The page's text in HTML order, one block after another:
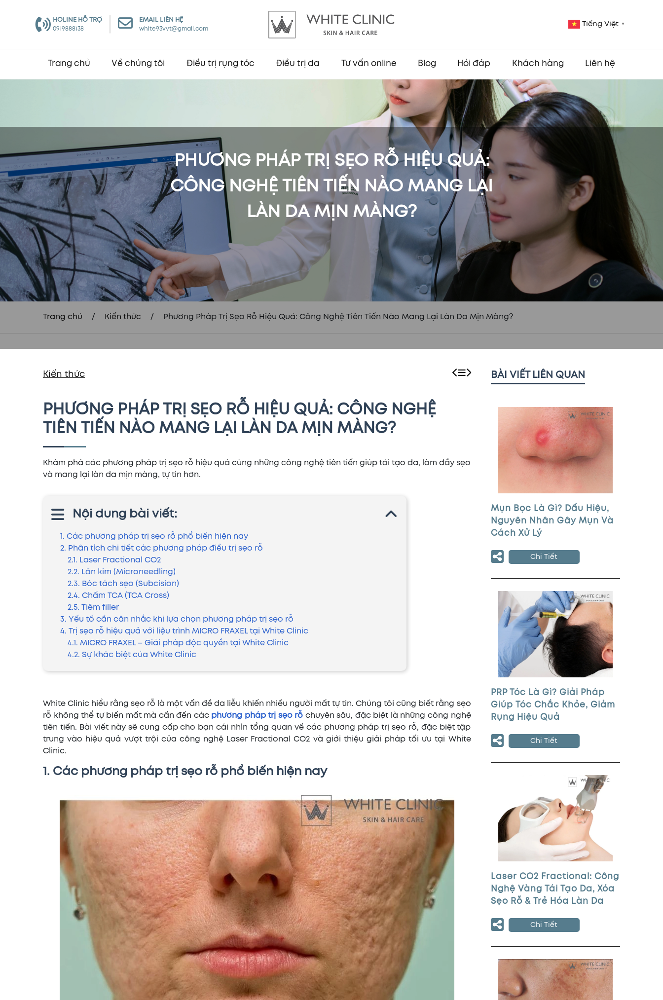
HOLINE HỖ TRỢ
0919888138
EMAIL LIÊN HỆ
white93vvt@gmail.com
Tiếng Việt ▼
Trang chủ Về chúng tôi Điều trị rụng tóc Điều trị da Tư vấn online Blog Hỏi đáp Khách hàng Liên hệ
PHƯƠNG PHÁP TRỊ SẸO RỖ HIỆU QUẢ:
CÔNG NGHỆ TIÊN TIẾN NÀO MANG LẠI
LÀN DA MỊN MÀNG?
Trang chủ / Kiến thức / Phương Pháp Trị Sẹo Rỗ Hiệu Quả: Công Nghệ Tiên Tiến Nào Mang Lại Làn Da Mịn Màng?
Kiến thức
PHƯƠNG PHÁP TRỊ SẸO RỖ HIỆU QUẢ: CÔNG NGHỆ
TIÊN TIẾN NÀO MANG LẠI LÀN DA MỊN MÀNG?
Khám phá các phương pháp trị sẹo rỗ hiệu quả cùng những công nghệ tiên tiến giúp tái tạo da, làm đầy sẹo
và mang lại làn da mịn màng, tự tin hơn.
Nội dung bài viết:
1. Các phương pháp trị sẹo rỗ phổ biến hiện nay
2. Phân tích chi tiết các phương pháp điều trị sẹo rỗ
2.1. Laser Fractional CO2
2.2. Lăn kim (Microneedling)
2.3. Bóc tách sẹo (Subcision)
2.4. Chấm TCA (TCA Cross)
2.5. Tiêm filler
3. Yếu tố cần cân nhắc khi lựa chọn phương pháp trị sẹo rỗ
4. Trị sẹo rỗ hiệu quả với liệu trình MICRO FRAXEL tại White Clinic
4.1. MICRO FRAXEL – Giải pháp độc quyền tại White Clinic
4.2. Sự khác biệt của White Clinic
White Clinic hiểu rằng sẹo rỗ là một vấn đề da liễu khiến nhiều người mất tự tin. Chúng tôi cũng biết rằng sẹo
rỗ không thể tự biến mất mà cần đến các phương pháp trị sẹo rỗ chuyên sâu, đặc biệt là những công nghệ
tiên tiến. Bài viết này sẽ cung cấp cho bạn cái nhìn tổng quan về các phương pháp trị sẹo rỗ, đặc biệt tập
trung vào hiệu quả vượt trội của công nghệ Laser Fractional CO2 và giới thiệu giải pháp tối ưu tại White
Clinic.
1. Các phương pháp trị sẹo rỗ phổ biến hiện nay
BÀI VIẾT LIÊN QUAN
Mụn Bọc Là Gì? Dấu Hiệu,
Nguyên Nhân Gây Mụn Và
Cách Xử Lý
Chi Tiết
PRP Tóc Là Gì? Giải Pháp
Giúp Tóc Chắc Khỏe, Giảm
Rụng Hiệu Quả
Chi Tiết
Laser CO2 Fractional: Công
Nghệ Vàng Tái Tạo Da, Xóa
Sẹo Rỗ & Trẻ Hóa Làn Da
Chi Tiết